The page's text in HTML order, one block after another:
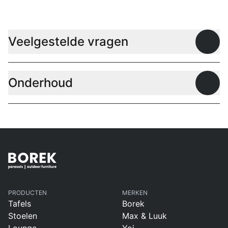
Veelgestelde vragen
Onderhoud
PRODUCTEN
Tafels
Stoelen
MERKEN
Borek
Max & Luuk